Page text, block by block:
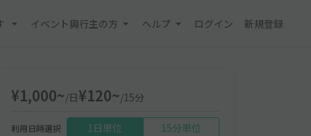
イベント興行主の方 ヘルプ ログイン 新規登録
¥1,000~/日¥120~/15分
利用日時選択 1日単位
15分単位